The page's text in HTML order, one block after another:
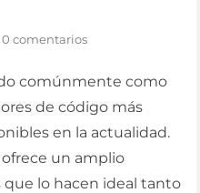
0 comentarios
comúnmente como
de código más
en la actualidad.
un amplio
lo hacen ideal tanto